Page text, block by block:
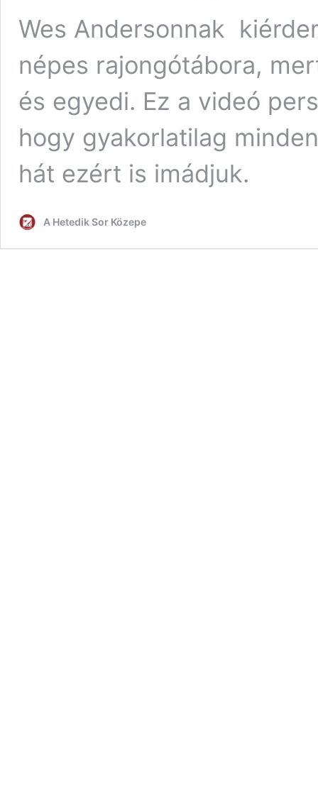
Wes Andersonnak
népes rajongótábora,
és egyedi. Ez a videó
hogy gyakorlatilag
hát ezért is imádjuk.
A Hetedik Sor Közepe